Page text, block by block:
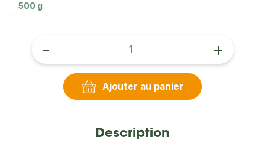
500 g
- +
Ajouter au panier
Description